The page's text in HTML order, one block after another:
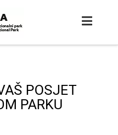
POSJET
PARKU